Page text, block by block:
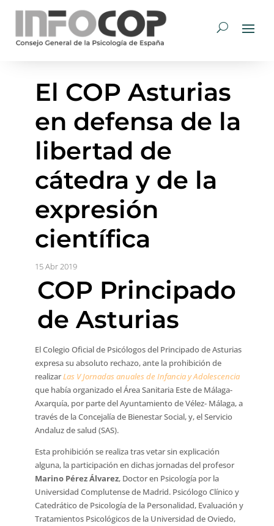
El COP Asturias
en defensa de la
libertad de
cátedra y de la
expresión
científica
15 Abr 2019
COP Principado
de Asturias
El Colegio Oficial de Psicólogos del Principado de Asturias
expresa su absoluto rechazo, ante la prohibición de
realizarLas V Jornadas anuales de Infancia y Adolescencia
que había organizado el Área Sanitaria Este de Málaga-
Axarquía, por parte del Ayuntamiento de Vélez- Málaga, a
través de la Concejalía de Bienestar Social, y, el Servicio
Andaluz de salud (SAS).
Esta prohibición se realiza tras vetar sin explicación
alguna, la participación en dichas jornadas del profesor
Marino Pérez Álvarez, Doctor en Psicología por la
Universidad Complutense de Madrid. Psicólogo Clínico y
Catedrático de Psicología de la Personalidad, Evaluación y
Tratamientos Psicológicos de la Universidad de Oviedo,